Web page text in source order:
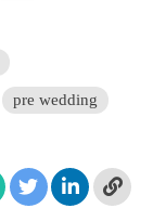
pre wedding